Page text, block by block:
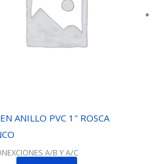
ANILLO PVC 1″ ROSCA
A/B Y A/C